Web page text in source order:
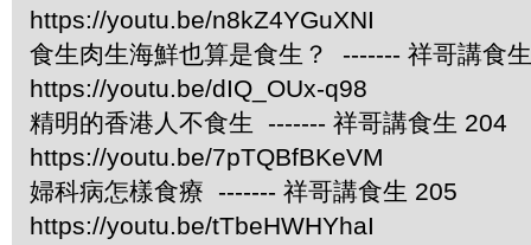
https://youtu.be/n8kZ4YGuXNI
食生肉生海鮮也算是食生？ ------- 祥哥講食
https://youtu.be/dIQ_OUx-q98
精明的香港人不食生 ------- 祥哥講食生 204
https://youtu.be/7pTQBfBKeVM
婦科病怎樣食療 ------- 祥哥講食生 205
https://youtu.be/tTbeHWHYhaI